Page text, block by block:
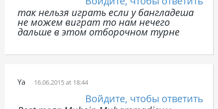
так нельзя играть если у бангладеша
не можем виграт то нам нечего
дальше в этом отборочном турне
Ya 16.06.2015 at 18:44
Войдите, чтобы ответить